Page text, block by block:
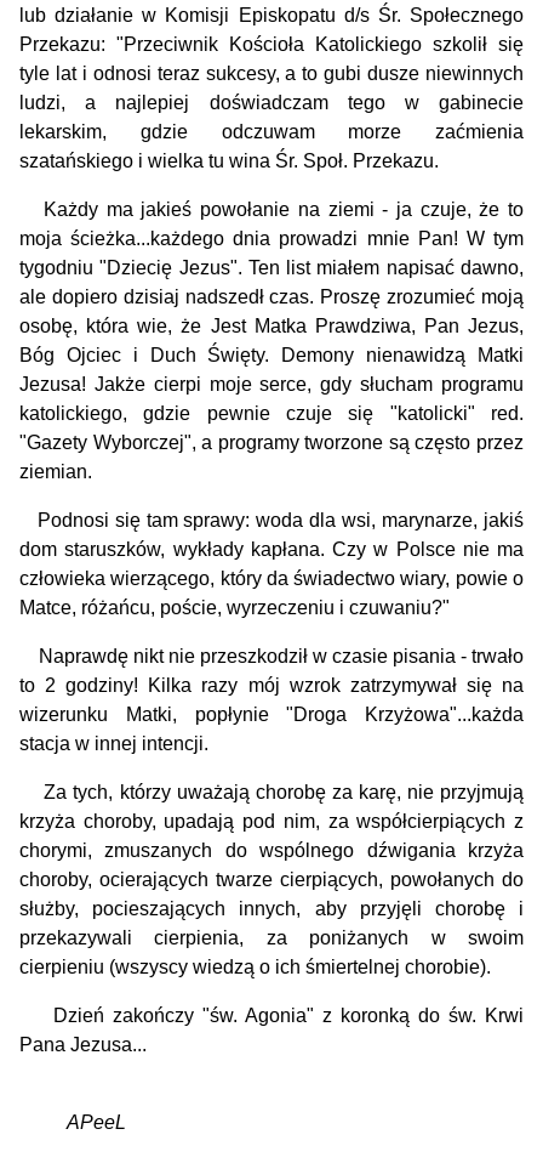
lub działanie w Komisji Episkopatu d/s Śr. Społecznego
Przekazu: "Przeciwnik Kościoła Katolickiego szkolił się
tyle lat i odnosi teraz sukcesy, a to gubi dusze niewinnych
ludzi, a najlepiej do­świadczam tego w gabinecie
lekarskim, gdzie odczuwam morze zaćmienia
szatańskiego i wielka tu wina Śr. Społ. Przekazu.
Każdy ma jakieś powołanie na ziemi - ja czuje, że to
moja ścieżka...każdego dnia prowadzi mnie Pan! W tym
tygodniu "Dziecię Jezus". Ten list miałem napisać dawno,
ale dopiero dzisiaj nadszedł czas. Proszę zrozumieć moją
osobę, która wie, że Jest Matka Prawdziwa, Pan Jezus,
Bóg Ojciec i Duch Święty. Demony nienawidzą Matki
Jezusa! Jakże cierpi moje serce, gdy słucham programu
katolickiego, gdzie pewnie czuje się "katolicki" red.
"Gazety Wyborczej", a programy tworzone są często przez
ziemian.
Podnosi się tam sprawy: woda dla wsi, marynarze, jakiś
dom staruszków, wykłady kapłana. Czy w Pol­sce nie ma
człowieka wierzącego, który da świadectwo wiary, powie o
Matce, różańcu, poście, wyrzeczeniu i czuwaniu?"
Naprawdę nikt nie przeszkodził w czasie pisania - trwało
to 2 godziny! Kilka razy mój wzrok zatrzymywał się na
wizerunku Matki, popłynie "Droga Krzyżowa"...każda
stacja w innej intencji.
Za tych, którzy uważają chorobę za karę, nie przyjmują
krzyża choroby, upadają pod nim, za współcierpiących z
chorymi, zmuszanych do wspólnego dźwigania krzyża
choroby, ocierających twarze cierpiących, powołanych do
służby, pociesza­jących innych, aby przyjęli chorobę i
przekazywali cierpienia, za poniżanych w swoim
cierpieniu (wszyscy wiedzą o ich śmiertelnej chorobie).
Dzień zakończy "św. Agonia" z koronką do św. Krwi
Pana Jezusa...
APeeL